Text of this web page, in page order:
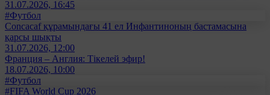
31.07.2026, 16:45
#Футбол
Concacaf құрамындағы 41 ел Инфантиноның бастамасына
қарсы шықты
31.07.2026, 12:00
Франция – Англия: Тікелей эфир!
18.07.2026, 10:00
#Футбол
#FIFA World Cup 2026